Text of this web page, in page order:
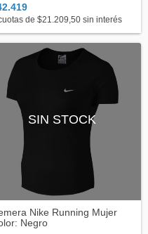
de $21.209,50 sin interés
SIN STOCK
Nike Running Mujer
Negro